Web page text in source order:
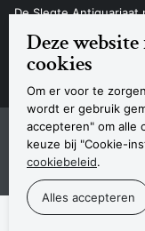
Deze
cookies
Om er voor te
wordt er gebruik
accepteren" om alle
keuze bij "Cookie-
cookiebeleid.
De Slegte Antiquariaat
Contact
Navigatie
SitemapPrivacyverklaring